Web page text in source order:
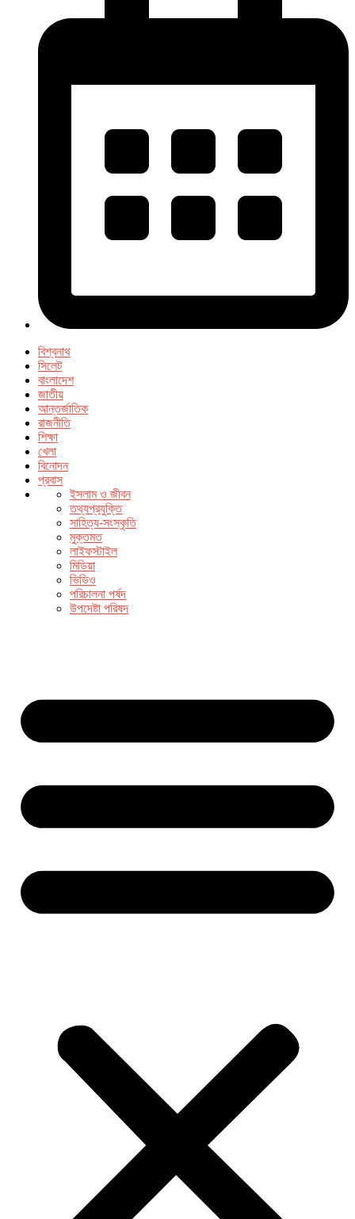
বিশ্বনাথ
সিলেট
বাংলাদেশ
জাতীয়
আন্তর্জাতিক
রাজনীতি
শিক্ষা
খেলা
বিনোদন
প্রবাস
ইসলাম ও জীবন
তথ্যপ্রযুক্তি
সাহিত্য-সংস্কৃতি
মুক্তমত
লাইফস্টাইল
মিডিয়া
ভিডিও
পরিচালনা পর্ষদ
উপদেষ্টা পরিষদ